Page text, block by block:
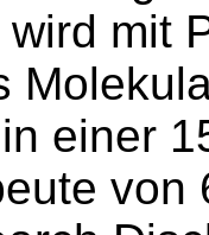
wird mit
einer
von